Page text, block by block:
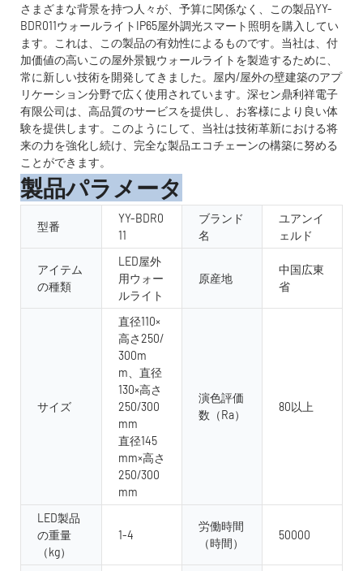
さまざまな背景を持つ人々が、予算に関係なく、この製品YY-
BDR011ウォールライトIP65屋外調光スマート照明を購入してい
ます。これは、この製品の有効性によるものです。当社は、付
加価値の高いこの屋外景観ウォールライトを製造するために、
常に新しい技術を開発してきました。屋内/屋外の壁建築のアプ
リケーション分野で広く使用されています。深セン鼎利祥電子
有限公司は、高品質のサービスを提供し、お客様により良い体
験を提供します。このようにして、当社は技術革新における将
来の力を強化し続け、完全な製品エコチェーンの構築に努める
ことができます。
製品パラメータ
型番
YY-BDR0
11
ブランド
名
ユアンイ
ェルド
アイテム
の種類
LED屋外
用ウォー
ルライト
原産地
中国広東
省
サイズ
直径110×
高さ250/
300m
m、直径
130×高さ
250/300
mm
直径145
mm×高さ
250/300
mm
演色評価
数（Ra）
80以上
LED製品
の重量
（kg）
1-4
労働時間
（時間）
50000